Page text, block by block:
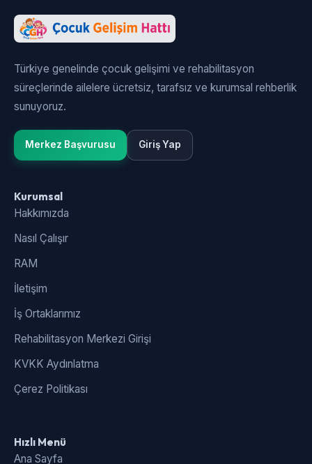
Türkiye genelinde çocuk gelişimi ve rehabilitasyon
süreçlerinde ailelere ücretsiz, tarafsız ve kurumsal rehberlik
sunuyoruz.
Merkez Başvurusu Giriş Yap
Kurumsal
Hakkımızda
Nasıl Çalışır
RAM
İletişim
İş Ortaklarımız
Rehabilitasyon Merkezi Girişi
KVKK Aydınlatma
Çerez Politikası
Hızlı Menü
Ana Sayfa